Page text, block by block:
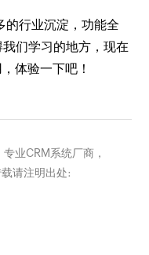
的行业沉淀，功能全
们学习的地方，现在
体验一下吧！
业CRM系统厂商，
载请注明出处: